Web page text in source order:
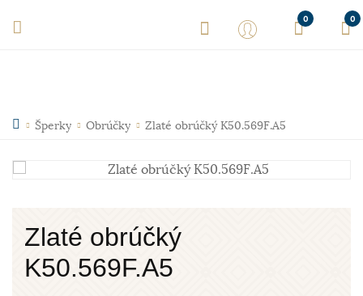
0 0
Šperky Obrúčky Zlaté obrúčký K50.569F.A5
Zlaté obrúčký
K50.569F.A5